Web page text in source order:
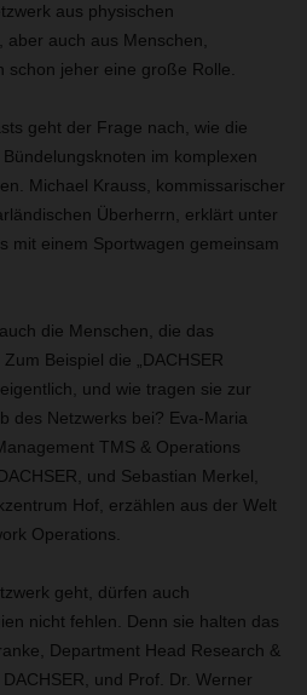
aus physischen
auch aus Menschen,
schon jeher eine große Rolle.
geht der Frage nach, wie die
im komplexen
Michael Krauss, kommissarischer
Überherrn, erklärt unter
mit einem Sportwagen gemeinsam
die Menschen, die das
Beispiel die „DACHSER
und wie tragen sie zur
des Netzwerks bei? Eva-Maria
TMS & Operations
und Sebastian Merkel,
Hof, erzählen aus der Welt
Operations.
geht, dürfen auch
nicht fehlen. Denn sie halten das
Department Head Research &
und Prof. Dr. Werner